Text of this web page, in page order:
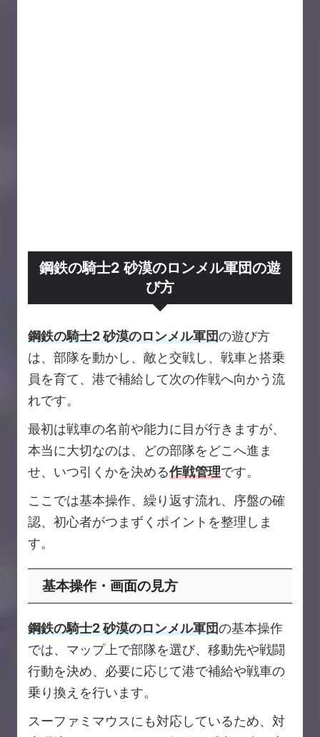
鋼鉄の騎士2 砂漠のロンメル軍団の遊
び方
鋼鉄の騎士2 砂漠のロンメル軍団の遊び方
は、部隊を動かし、敵と交戦し、戦車と搭乗
員を育て、港で補給して次の作戦へ向かう流
れです。
最初は戦車の名前や能力に目が行きますが、
本当に大切なのは、どの部隊をどこへ進ま
せ、いつ引くかを決める作戦管理です。
ここでは基本操作、繰り返す流れ、序盤の確
認、初心者がつまずくポイントを整理しま
す。
基本操作・画面の見方
鋼鉄の騎士2 砂漠のロンメル軍団の基本操作
では、マップ上で部隊を選び、移動先や戦闘
行動を決め、必要に応じて港で補給や戦車の
乗り換えを行います。
スーファミマウスにも対応しているため、対